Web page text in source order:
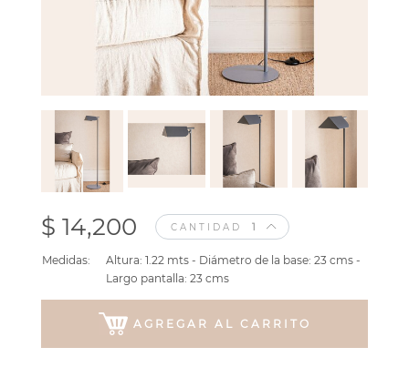
$ 14,200 CANTIDAD
Medidas:
Altura: 1.22 mts - Diámetro de la base: 23 cms -
Largo pantalla: 23 cms
AGREGAR AL CARRITO